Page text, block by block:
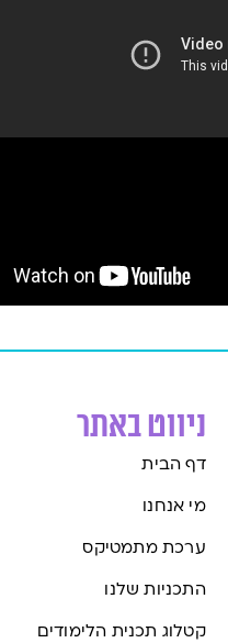
ניווט באתר
דף הבית
מי אנחנו
ערכת מתמטיקס
התכניות שלנו
קטלוג תכנית הלימודים